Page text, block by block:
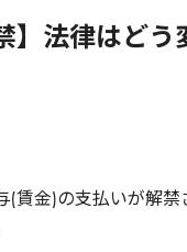
】法律はどう
賃金)の支払いが解